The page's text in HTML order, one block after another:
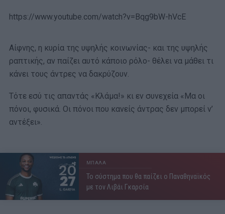
https://www.youtube.com/watch?v=Bqg9bW-hVcE
Αίφνης, η κυρία της υψηλής κοινωνίας- και της υψηλής
ραπτικής, αν παίζει αυτό κάποιο ρόλο- θέλει να μάθει τι
κάνει τους άντρες να δακρύζουν.
Τότε εσύ τις απαντάς «Κλάμα!» κι εν συνεχεία «Μα οι
πόνοι, φυσικά. Οι πόνοι που κανείς άντρας δεν μπορεί ν’
αντέξει».
ΜΠΑΛΑ
Το σύστημα που θα παίζει ο Παναθηναϊκός
με τον Λιβάι Γκαρσία